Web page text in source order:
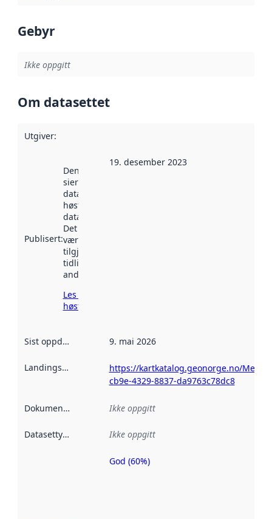
Gebyr
Ikke oppgitt
Om datasettet
Utgiver:
Publisert:
Denne datoen
sier når
datasettet ble
høstet av
data.norge.no.
Det kan ha
vært
tilgjengelig
tidligere
andre steder.
Les mer om
høsting her
19. desember 2023
Sist oppdatert 9. mai 2026
Landingsside
https://kartkatalog.geonorge.no/
cb9e-4329-8837-da9763c78dc8
Dokumentasjon Ikke oppgitt
Datasettype Ikke oppgitt
Metadatakvalitet
God (60%)